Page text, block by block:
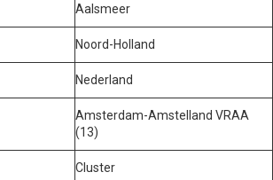
Aalsmeer
Noord-Holland
Nederland
Amsterdam-Amstelland VRAA
(13)
Cluster